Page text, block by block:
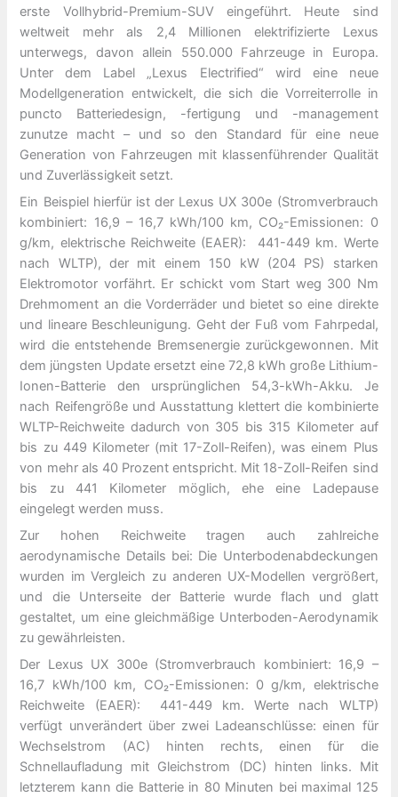
erste Vollhybrid-Premium-SUV eingeführt. Heute sind
weltweit mehr als 2,4 Millionen elektrifizierte Lexus
unterwegs, davon allein 550.000 Fahrzeuge in Europa.
Unter dem Label „Lexus Electrified“ wird eine neue
Modellgeneration entwickelt, die sich die Vorreiterrolle in
puncto Batteriedesign, -fertigung und -management
zunutze macht – und so den Standard für eine neue
Generation von Fahrzeugen mit klassenführender Qualität
und Zuverlässigkeit setzt.
Ein Beispiel hierfür ist der Lexus UX 300e (Stromverbrauch
kombiniert: 16,9 – 16,7 kWh/100 km, CO₂-Emissionen: 0
g/km, elektrische Reichweite (EAER): 441-449 km. Werte
nach WLTP), der mit einem 150 kW (204 PS) starken
Elektromotor vorfährt. Er schickt vom Start weg 300 Nm
Drehmoment an die Vorderräder und bietet so eine direkte
und lineare Beschleunigung. Geht der Fuß vom Fahrpedal,
wird die entstehende Bremsenergie zurückgewonnen. Mit
dem jüngsten Update ersetzt eine 72,8 kWh große Lithium-
Ionen-Batterie den ursprünglichen 54,3-kWh-Akku. Je
nach Reifengröße und Ausstattung klettert die kombinierte
WLTP-Reichweite dadurch von 305 bis 315 Kilometer auf
bis zu 449 Kilometer (mit 17-Zoll-Reifen), was einem Plus
von mehr als 40 Prozent entspricht. Mit 18-Zoll-Reifen sind
bis zu 441 Kilometer möglich, ehe eine Ladepause
eingelegt werden muss.
Zur hohen Reichweite tragen auch zahlreiche
aerodynamische Details bei: Die Unterbodenabdeckungen
wurden im Vergleich zu anderen UX-Modellen vergrößert,
und die Unterseite der Batterie wurde flach und glatt
gestaltet, um eine gleichmäßige Unterboden-Aerodynamik
zu gewährleisten.
Der Lexus UX 300e (Stromverbrauch kombiniert: 16,9 –
16,7 kWh/100 km, CO₂-Emissionen: 0 g/km, elektrische
Reichweite (EAER): 441-449 km. Werte nach WLTP)
verfügt unverändert über zwei Ladeanschlüsse: einen für
Wechselstrom (AC) hinten rechts, einen für die
Schnellaufladung mit Gleichstrom (DC) hinten links. Mit
letzterem kann die Batterie in 80 Minuten bei maximal 125